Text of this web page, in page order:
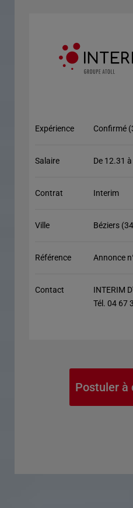
Expérience Confirmé
Salaire De 12.31
Contrat Interim
Ville Béziers
Référence Annonce
Contact
INTERIM
Tél. 04 67
Postuler à